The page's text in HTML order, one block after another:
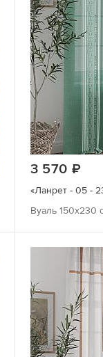
3 570
«Ланрет - 05 -
Вуаль 150х230